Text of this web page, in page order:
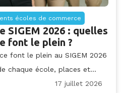
écoles de commerce
SIGEM 2026 : quelles
font le plein ?
font le plein au SIGEM 2026
chaque école, places et...
17 juillet 2026